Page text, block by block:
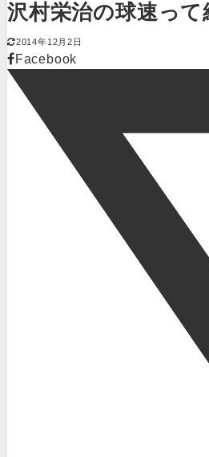
沢村栄治の球速っ
2014年12月2日
Facebook